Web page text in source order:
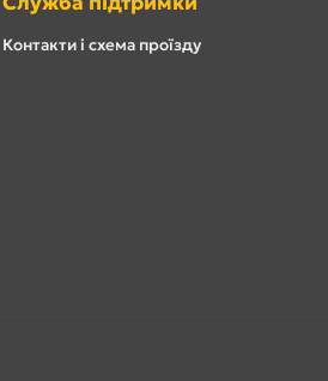
Контакти і схема проїзду